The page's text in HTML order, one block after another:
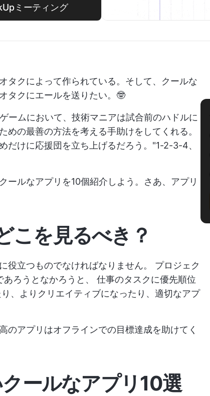
ミーティング
タクによって作られている。そして、クールな
タクにエールを送りたい。🤓
ームにおいて、技術マニアは試合前のハドルに
の最善の方法を考える手助けをしてくれる。
だけに応援団を立ち上げるだろう。"1-2-3-4、
ールなアプリを10個紹介しよう。さあ、アプリ
こを見るべき？
役立つものでなければなりません。 プロジェク
ろうとなかろうと、 仕事のタスクに優先順位
、よりクリエイティブになったり、適切なアプ
のアプリはオフラインでの目標達成を助けてく
ールなアプリ10選